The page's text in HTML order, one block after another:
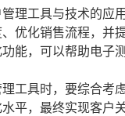
理工具与技术的应
优化销售流程，并
能，可以帮助电子
工具时，要综合考
平，最终实现客户